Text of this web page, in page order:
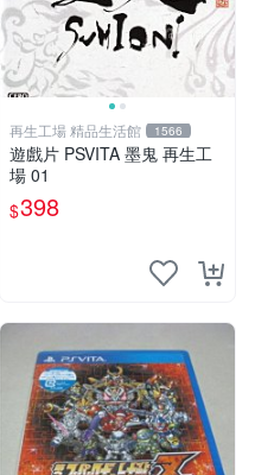
再生工場 精品生活館 1566
遊戲片 PSVITA 墨鬼 再生工
場 01
$398